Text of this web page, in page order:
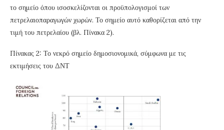
το σημείο όπου ισοσκελίζονται οι προϋπολογισμοί των
πετρελαιοπαραγωγών χωρών. Το σημείο αυτό καθορίζεται από την
τιμή του πετρελαίου (βλ. Πίνακα 2).
Πίνακας 2: Το νεκρό σημείο δημοσιονομικά, σύμφωνα με τις
εκτιμήσεις του ΔΝΤ